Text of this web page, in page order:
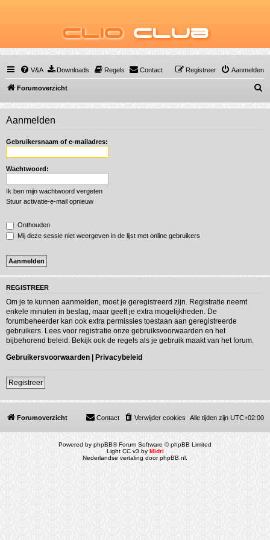
Clio Club
V&A Downloads Regels Contact Aanmelden
Registreer
Forumoverzicht
o
Aanmelden
Gebruikersnaam of e-mailadres:
Wachtwoord:
Ik ben mijn wachtwoord vergeten
Stuur activatie-e-mail opnieuw
Onthouden
Mij deze sessie niet weergeven in de lijst met online gebruikers
REGISTREER
Om je te kunnen aanmelden, moet je geregistreerd zijn. Registratie neemt
enkele minuten in beslag, maar geeft je extra mogelijkheden. De
forumbeheerder kan ook extra permissies toestaan aan geregistreerde
gebruikers. Lees voor registratie onze gebruiksvoorwaarden en het
bijbehorend beleid. Bekijk ook de regels als je gebruik maakt van het forum.
Gebruikersvoorwaarden | Privacybeleid
Registreer
Forumoverzicht Alle tijden zijn UTC+02:00
Verwijder cookies
Contact
Powered by phpBB® Forum Software © phpBB Limited
Light CC v3 by Midri
Nederlandse vertaling doorphpBB.nl